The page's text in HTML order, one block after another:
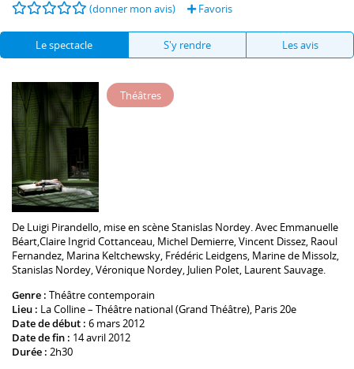
(donner mon avis) Favoris
Le spectacle S'y rendre Les avis
Théâtres
De Luigi Pirandello, mise en scèneStanislas Nordey . Avec Emmanuelle
BéartClaire Ingrid Cottanceau Michel Demierre Vincent Dissez Raoul
Fernandez Marina Keltchewsky Frédéric Leidgens , Marine de Missolz,
Stanislas Nordey Véronique Nordey Julien Polet Laurent Sauvage
Genre : Théâtre contemporain
Lieu : La Colline – Théâtre national (Grand Théâtre), Paris 20e
Date de début : 6 mars 2012
Date de fin : 14 avril 2012
Durée : 2h30